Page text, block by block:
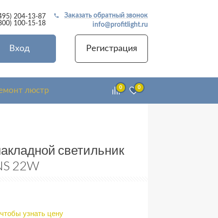
204-13-87
100-15-18
Заказать обратный звонок
info@profitlight.ru
Вход Регистрация
люстр 0 0
светильник
22W
узнать цену
+
его сборки и
условия